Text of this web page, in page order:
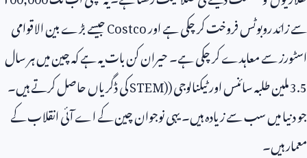
سے زائد روبوٹس فروخت کر چکی ہے اورCostcoجیسے بڑے بین الاقوامی
اسٹورز سے معاہدے کر چکی ہے۔ حیران کن بات یہ ہے کہ چین میں ہر سال
3.5ملین طلبہ سائنس اور ٹیکنالوجی (STEM)کی ڈگریاں حاصل کرتے ہیں۔
جو دنیا میں سب سے زیادہ ہیں۔ یہی نوجوان چین کے اے آئی انقلاب کے
معمار ہیں۔